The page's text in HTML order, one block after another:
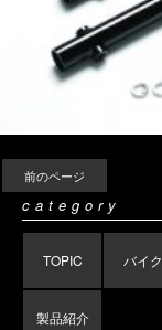
前のページ
category
TOPIC バイク
製品紹介